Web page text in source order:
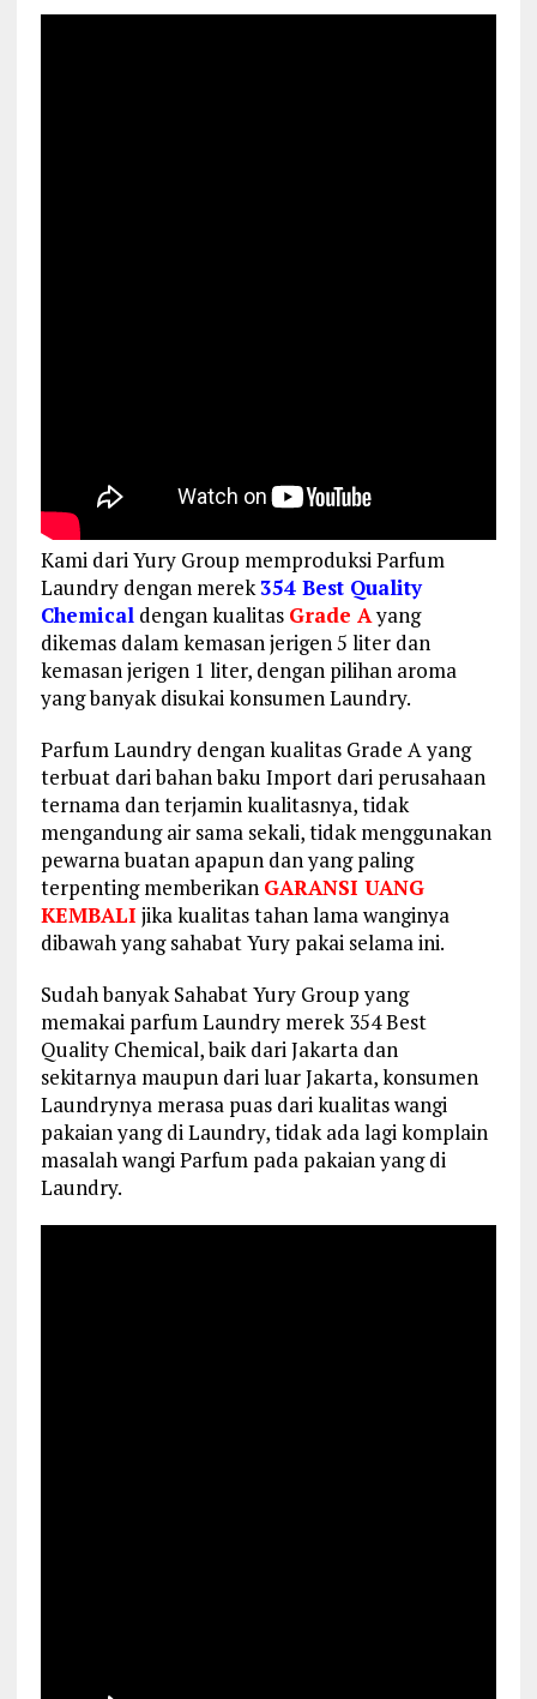
Kami dari Yury Group memproduksi Parfum
Laundry dengan merek354 Best Quality
Chemical dengan kualitas Grade Ayang
dikemas dalam kemasan jerigen 5 liter dan
kemasan jerigen 1 liter, dengan pilihan aroma
yang banyak disukai konsumen Laundry.
Parfum Laundry dengan kualitas Grade A yang
terbuat dari bahan baku Import dari perusahaan
ternama dan terjamin kualitasnya, tidak
mengandung air sama sekali, tidak menggunakan
pewarna buatan apapun dan yang paling
terpenting memberikan GARANSI UANG
KEMBALI jika kualitas tahan lama wanginya
dibawah yang sahabat Yury pakai selama ini.
Sudah banyak Sahabat Yury Group yang
memakai parfum Laundry merek 354 Best
Quality Chemical, baik dari Jakarta dan
sekitarnya maupun dari luar Jakarta, konsumen
Laundrynya merasa puas dari kualitas wangi
pakaian yang di Laundry, tidak ada lagi komplain
masalah wangi Parfum pada pakaian yang di
Laundry.